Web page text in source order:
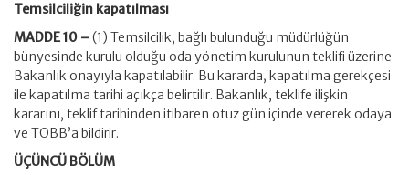
Temsilciliğin kapatılması
MADDE 10 –(1) Temsilcilik, bağlı bulunduğu müdürlüğün
bünyesinde kurulu olduğu oda yönetim kurulunun teklifi üzerine
Bakanlık onayıyla kapatılabilir. Bu kararda, kapatılma gerekçesi
ile kapatılma tarihi açıkça belirtilir. Bakanlık, teklife ilişkin
kararını, teklif tarihinden itibaren otuz gün içinde vererek odaya
ve TOBB’a bildirir.
ÜÇÜNCÜ BÖLÜM